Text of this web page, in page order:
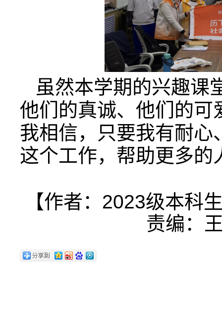
虽然本学期的兴趣课
他们的真诚、他们的可
我相信，只要我有耐心
这个工作，帮助更多的
【作者：2023级本科
责编：